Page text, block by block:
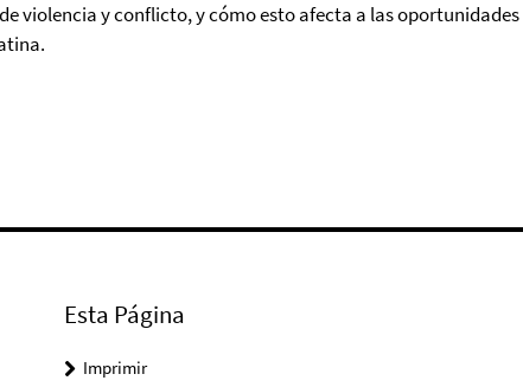
violencia y conflicto, y cómo esto afecta a las oportunidades
Esta Página
Imprimir